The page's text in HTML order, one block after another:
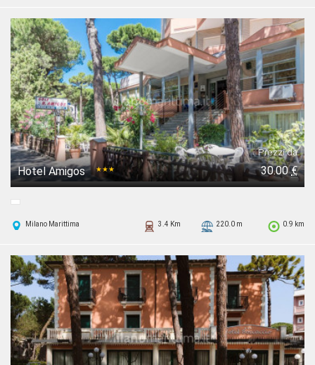
Hotel Amigos ★★★
Prezzi da
30.00€
Milano Marittima 0.9 km
220.0 m
3.4 Km